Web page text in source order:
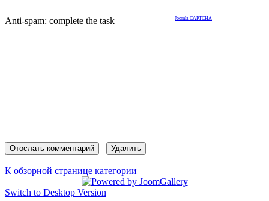
Anti-spam: complete the task Joomla CAPTCHA
К обзорной странице категории
Switch to Desktop Version